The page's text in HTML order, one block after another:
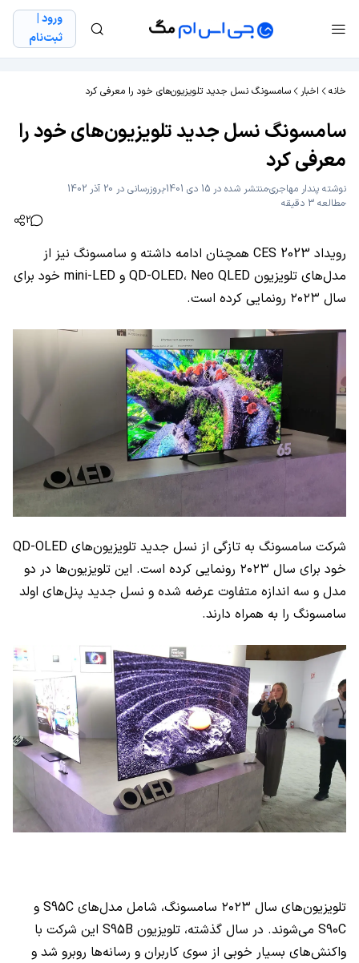
ورود |
ثبت‌نام
خانه اخبار سامسونگ نسل جدید تلویزیون‌های خود را معرفی کرد
سامسونگ نسل جدید تلویزیون‌های خود را
معرفی کرد
نوشته پندار مهاجریمنتشر شده در 15 دی 1401
بروزرسانی در 20 آذر 1402
مطالعه 3 دقیقه
2
رویداد CES 2023 همچنان ادامه داشته و سامسونگ نیز از
مدل‌های تلویزیون QD-OLED، Neo QLED و mini-LED خود برای
سال ۲۰۲۳ رونمایی کرده است.
شرکت سامسونگ به تازگی از نسل جدید تلویزیون‌های QD-OLED
خود برای سال ۲۰۲۳ رونمایی کرده است. این تلویزیون‌ها در دو
مدل و سه اندازه متفاوت عرضه شده و نسل جدید پنل‌های اولد
سامسونگ را به همراه دارند.
تلویزیون‌های سال ۲۰۲۳ سامسونگ، شامل مدل‌های S95C و
S90C می‌شوند. در سال گذشته، تلویزیون S95B این شرکت با
واکنش‌های بسیار خوبی از سوی کاربران و رسانه‌ها روبرو شد و